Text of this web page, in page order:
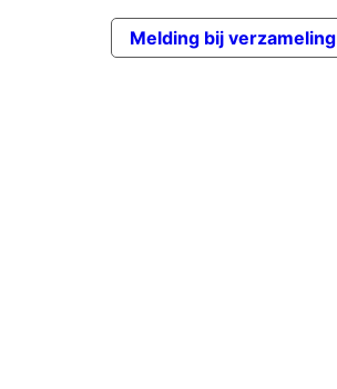
Melding bij verzameling